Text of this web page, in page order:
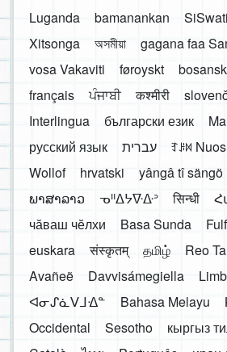
Luganda bamanankan SiSwati
Xitsonga
অসমীয়া
gagana faa
vosa Vakaviti
føroyskt
français
ਪੰਜਾਬੀ कश्मीरी
Interlingua
български език
русский язык
עברית ꆈꌠ꒿
Wollof
hrvatski yângâ tî sängö
ພາສາລາວ
ᓀᐦᐃᔭᐍᐏᐣ सिन्धी
чӑваш чӗлхи
Basa Sunda
euskara
संस्कृतम् தமிழ் Reo
Avañeẽ
Davvisámegiella
ᐊᓂᔑᓈᐯᒧᐎᓐ
Bahasa Melayu
Occidental
Sesotho кыргыз